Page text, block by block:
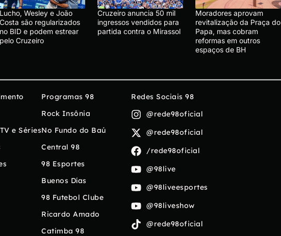
Lucho, Wesley e João
Costa são regularizados
no BID e podem estrear
pelo Cruzeiro
Cruzeiro anuncia 50 mil
ingressos vendidos para
partida contra o Mirassol
Moradores aprovam
revitalização da Praça do
Papa, mas cobram
reformas em outros
espaços de BH
e Séries
Programas 98
Rock Insônia
No Fundo do Baú
Central 98
98 Esportes
Buenos Días
98 Futebol Clube
Ricardo Amado
Catimba 98
Redes Sociais 98
@rede98oficial
@rede98oficial
/rede98oficial
@98live
@98liveesportes
@98liveshow
@rede98oficial